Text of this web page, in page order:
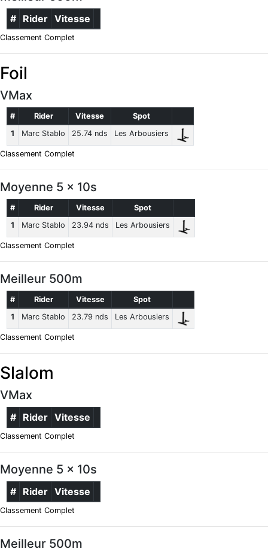
# Rider Vitesse
Classement Complet
Foil
VMax
# Rider Vitesse
Spot
1
Marc Stablo 25.74 nds Les Arbousiers
Classement Complet
Moyenne 5 x 10s
# Rider Vitesse
Spot
1
Marc Stablo 23.94 nds Les Arbousiers
Classement Complet
Meilleur 500m
# Rider Vitesse
Spot
1
Marc Stablo 23.79 nds Les Arbousiers
Classement Complet
Slalom
VMax
# Rider Vitesse
Classement Complet
Moyenne 5 x 10s
# Rider Vitesse
Classement Complet
Meilleur 500m